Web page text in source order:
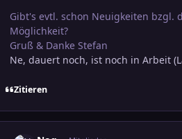
Gibt's evtl. schon Neuigkeiten bzgl.
Möglichkeit?
Gruß & Danke Stefan
Ne, dauert noch, ist noch in Arbeit
Zitieren